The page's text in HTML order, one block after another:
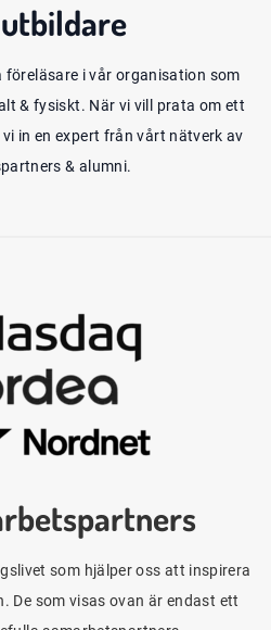
utbildare
föreläsare i vår organisation som
& fysiskt. När vi vill prata om ett
in en expert från vårt nätverk av
& alumni.
som hjälper oss att inspirera
De som visas ovan är endast ett